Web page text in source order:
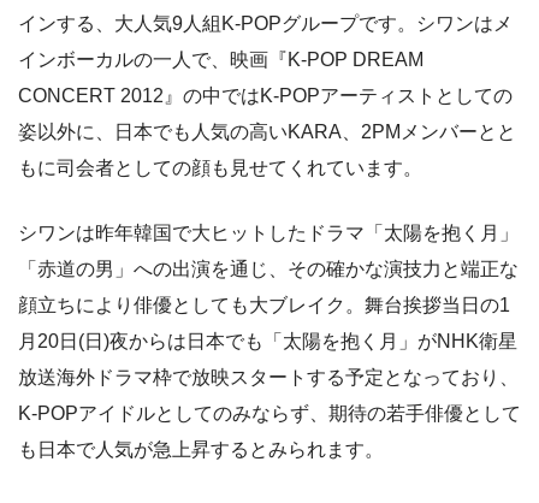
インする、大人気9人組K-POPグループです。シワンはメ
インボーカルの一人で、映画『K-POP DREAM
CONCERT 2012』の中ではK-POPアーティストとしての
姿以外に、日本でも人気の高いKARA、2PMメンバーとと
もに司会者としての顔も見せてくれています。
シワンは昨年韓国で大ヒットしたドラマ「太陽を抱く月」
「赤道の男」への出演を通じ、その確かな演技力と端正な
顔立ちにより俳優としても大ブレイク。舞台挨拶当日の1
月20日(日)夜からは日本でも「太陽を抱く月」がNHK衛星
放送海外ドラマ枠で放映スタートする予定となっており、
K-POPアイドルとしてのみならず、期待の若手俳優として
も日本で人気が急上昇するとみられます。